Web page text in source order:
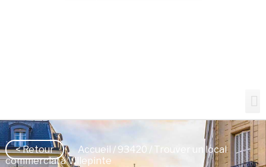
< Retour Accueil / 93420 / Trouver un local
commercial à Villepinte